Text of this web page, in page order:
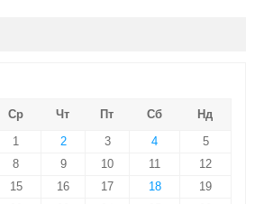
Ср Чт Пт Сб
Нд
1
2 3 4
5
8 9 10 11
12
15 16 17 18
19